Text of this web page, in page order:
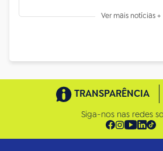
Ver mais notícias +
TRANSPARÊNCIA
Siga-nos nas redes